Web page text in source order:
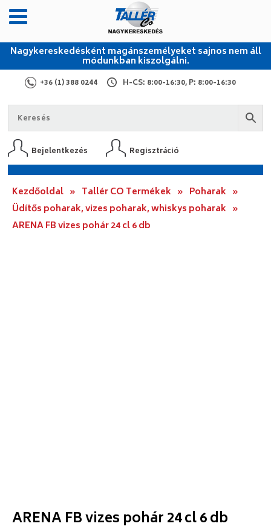
Nagykereskedésként magánszemélyeket sajnos nem áll
módunkban kiszolgálni.
+36 (1) 388 0244 H-CS: 8:00-16:30, P: 8:00-16:30
Bejelentkezés Regisztráció
Kezdőoldal » Tallér CO Termékek » Poharak »
Üdítős poharak, vizes poharak, whiskys poharak »
ARENA FB vizes pohár 24 cl 6 db
ARENA FB vizes pohár 24 cl 6 db